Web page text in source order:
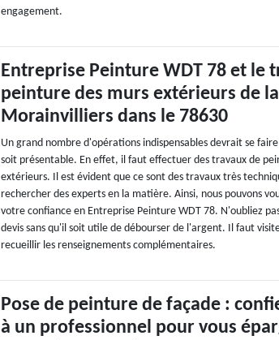
engagement.
Entreprise Peinture WDT 78 et le
peinture des murs extérieurs de
Morainvilliers dans le 78630
Un grand nombre d'opérations indispensables devrait se
soit présentable. En effet, il faut effectuer des travaux de
extérieurs. Il est évident que ce sont des travaux très
rechercher des experts en la matière. Ainsi, nous pouvons
votre confiance en Entreprise Peinture WDT 78. N'oubliez
devis sans qu'il soit utile de débourser de l'argent. Il faut
recueillir les renseignements complémentaires.
Pose de peinture de façade :
à un professionnel pour vous